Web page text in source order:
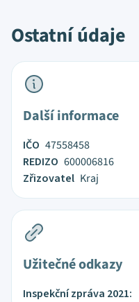
Ostatní údaje
Další informace
IČO 47558458
REDIZO 600006816
Zřizovatel Kraj
Užitečné odkazy
Inspekční zpráva 2021: